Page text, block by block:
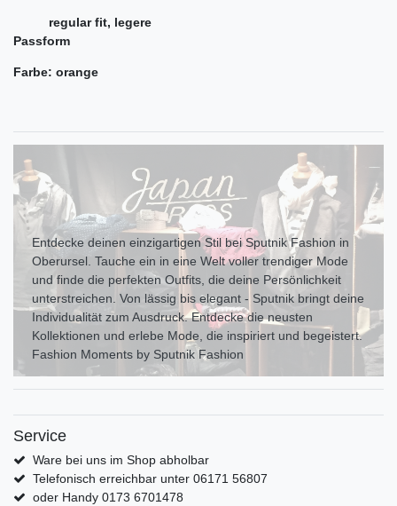
regular fit, legere
Passform
Farbe: orange
Entdecke deinen einzigartigen Stil bei Sputnik Fashion in
Oberursel. Tauche ein in eine Welt voller trendiger Mode
und finde die perfekten Outfits, die deine Persönlichkeit
unterstreichen. Von lässig bis elegant - Sputnik bringt deine
Individualität zum Ausdr uck. Entdecke die neusten
Kollektionen und erlebe Mode, die inspiriert und begeistert.
Fashion Moments by Sputnik Fashion
Service
Ware bei uns im Shop abholbar
Telefonisch erreichbar unter 06171 56807
oder Handy 0173 6701478